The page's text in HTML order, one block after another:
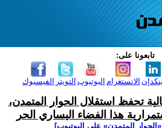
تابعونا على:
الفيسبوك التويتر اليوتيوب الانستغرام
تحفظ استقلال الحوار المتمدن،
هذا الفضاء اليساري الحر
المتمدن» على اليوتيوب]